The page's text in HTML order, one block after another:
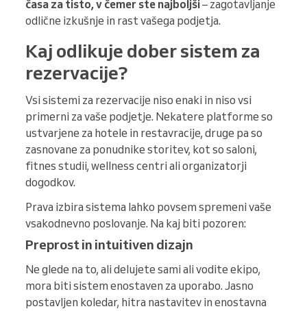
časa za tisto, v čemer ste najboljši– zagotavljanje
odlične izkušnje in rast vašega podjetja.
Kaj odlikuje dober sistem za
rezervacije?
Vsi sistemi za rezervacije niso enaki in niso vsi
primerni za vaše podjetje. Nekatere platforme so
ustvarjene za hotele in restavracije, druge pa so
zasnovane za ponudnike storitev, kot so saloni,
fitnes studii, wellness centri ali organizatorji
dogodkov.
Prava izbira sistema lahko povsem spremeni vaše
vsakodnevno poslovanje. Na kaj biti pozoren:
Preprost in intuitiven dizajn
Ne glede na to, ali delujete sami ali vodite ekipo,
mora biti sistem enostaven za uporabo. Jasno
postavljen koledar, hitra nastavitev in enostavna